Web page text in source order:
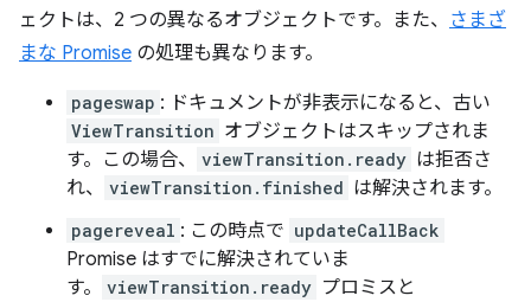
ェクトは、2 つの異なるオブジェクトです。また、 さまざ
まな Promise の処理も異なります。
pageswap : ドキュメントが非表示になると、古い
ViewTransition オブジェクトはスキップされま
す。この場合、
viewTransition.ready は拒否さ
れ、
viewTransition.finished は解決されます。
pagereveal : この時点で updateCallBack
Promise はすでに解決されていま
す。
viewTransition.ready プロミスと